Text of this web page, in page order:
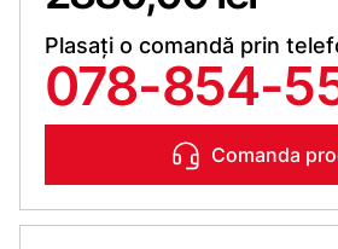
Plasați o comandă prin
078-854-
Comanda